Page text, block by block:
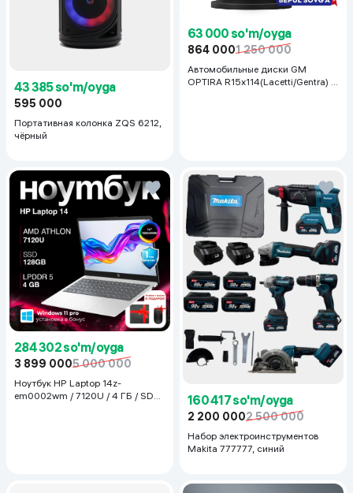
43 385 so'm/oyga
595 000
Портативная колонка ZQS 6212,
чёрный
63 000 so'm/oyga
864 0001 250 000
Автомобильные диски GM
OPTIRA R15x114(Lacetti/Gentra) 1
284 302 so'm/oyga
3 899 0005 000 000
Ноутбук HP Laptop 14z-
em0002wm / 7120U / 4 ГБ / SDD
160 417 so'm/oyga
2 200 0002 500 000
Набор электроинструментов
Makita 777777, синий